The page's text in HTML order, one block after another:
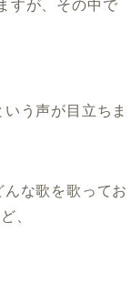
すが、その中で
う声が目立ちま
な歌を歌ってお
、